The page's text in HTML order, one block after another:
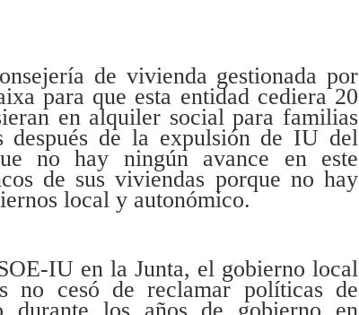
de vivienda gestionada por
para que esta entidad cediera 20
en alquiler social para familias
después de la expulsión de IU del
no hay ningún avance en este
de sus viviendas porque no hay
local y autonómico.
IU en la Junta, el gobierno local
no cesó de reclamar políticas de